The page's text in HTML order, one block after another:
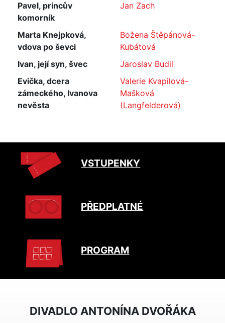
Pavel, princův
komorník
Jan Zach
Marta Knejpková,
vdova po ševci
Božena Štěpánová-
Kubátová
Ivan, její syn, švec
Jaroslav Budil
Evička, dcera
zámeckého, Ivanova
nevěsta
Valerie Kvapilová-
Mašková
(Langfelderová)
VSTUPENKY
PŘEDPLATNÉ
PROGRAM
DIVADLO ANTONÍNA DVOŘÁKA